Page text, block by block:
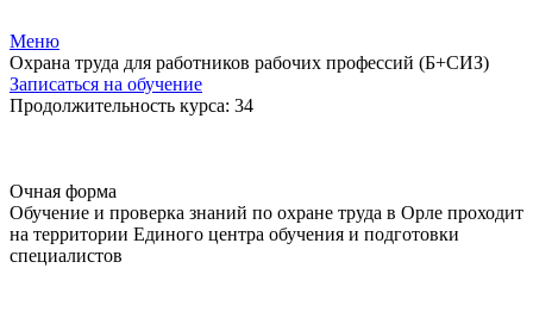
Меню
Охрана труда для работников рабочих профессий (Б+СИЗ)
Записаться на обучение
Продолжительность курса: 34
Очная форма
Обучение и проверка знаний по охране труда в Орле проходит
на территории Единого центра обучения и подготовки
специалистов